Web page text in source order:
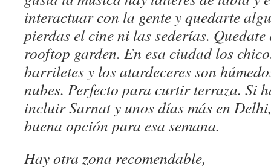
interactuar con la gente y quedarte
pierdas el cine ni las sederías.
rooftop garden. En esa ciudad los
barriletes y los atardeceres son
nubes. Perfecto para curtir terraza. Si
incluir Sarnat y unos días más en
buena opción para esa semana.
Hay otra zona recomendable,